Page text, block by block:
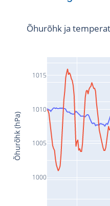
1000
1005
1010
1015
Õhurõhk ja
Õhurõhk (hPa)